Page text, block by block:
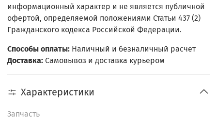
информационный характер и не является публичной
офертой, определяемой положениями Статьи 437 (2)
Гражданского кодекса Российской Федерации.
Способы оплаты: Наличный и безналичный расчет
Доставка: Самовывоз и доставка курьером
Характеристики
Запчасть